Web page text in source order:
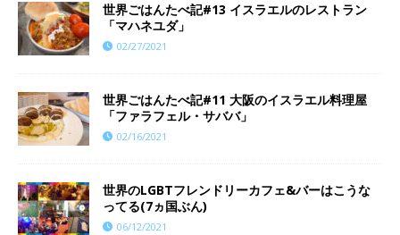
世界ごはんたべ記#13 イスラエルのレストラン
「マハネユダ」
02/27/2021
世界ごはんたべ記#11 大阪のイスラエル料理屋
「ファラフェル・サババ」
02/16/2021
世界のLGBTフレンドリーカフェ&バーはこうな
ってる(7ヵ国ぶん)
06/12/2021